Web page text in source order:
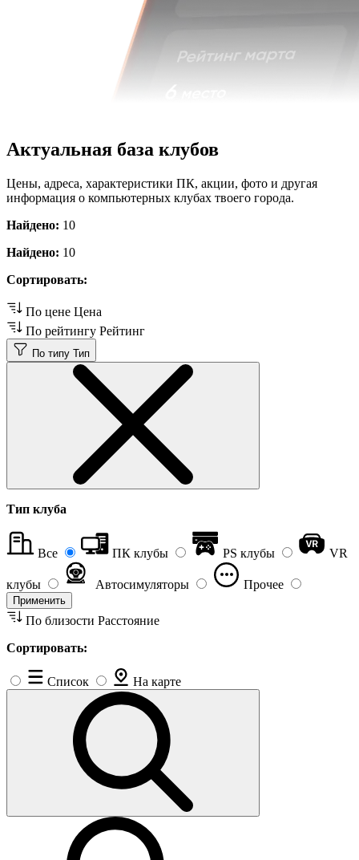
Актуальная база клубов
Цены, адреса, характеристики ПК, акции, фото и другая
информация о компьютерных клубах твоего города.
Найдено: 10
Найдено: 10
Сортировать:
По цене Цена
По рейтингу Рейтинг
По типу Тип
Тип клуба
Все ПК клубы PS клубы VR
клубы Автосимуляторы Прочее
Применить
По близости Расстояние
Сортировать:
Список На карте